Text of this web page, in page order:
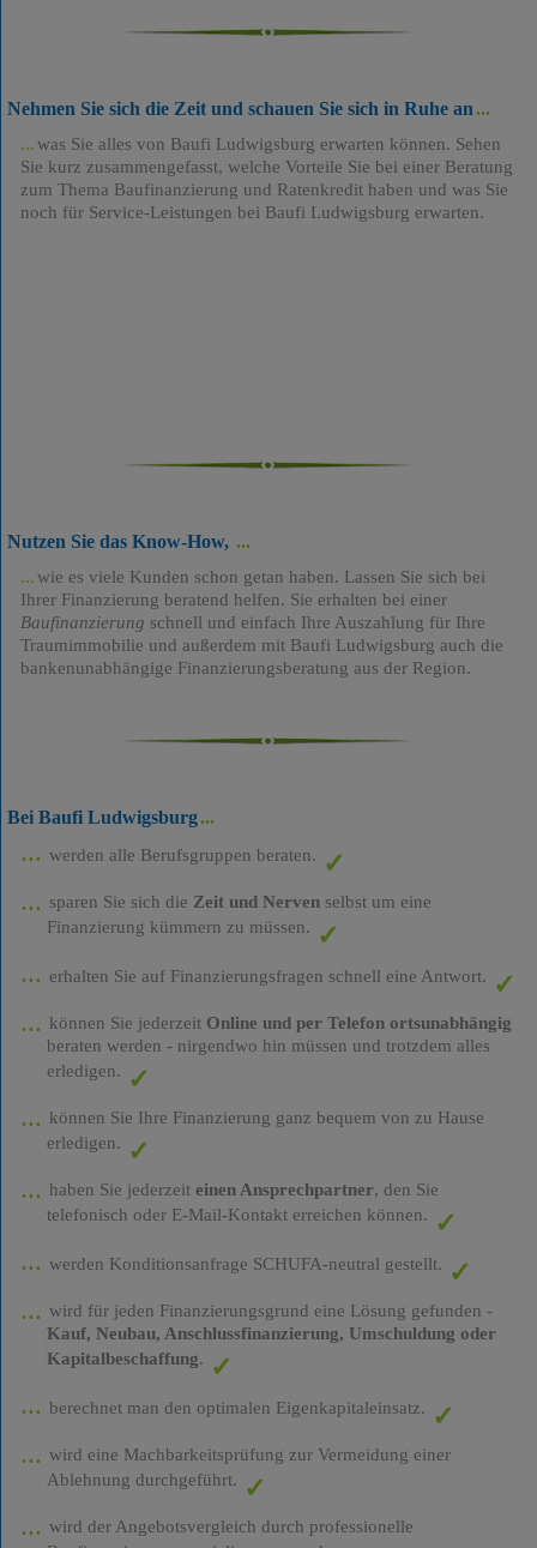
Nehmen Sie sich die Zeit und schauen Sie sich in Ruhe an
was Sie alles von Baufi Ludwigsburg erwarten können. Sehen
Sie kurz zusammengefasst, welche Vorteile Sie bei einer Beratung
zum Thema Baufinanzierung und Ratenkredit haben und was Sie
noch für Service-Leistungen bei Baufi Ludwigsburg erwarten.
Nutzen Sie das Know-How,
wie es viele Kunden schon getan haben. Lassen Sie sich bei
Ihrer Finanzierung beratend helfen. Sie erhalten bei einer
Baufinanzierung schnell und einfach Ihre Auszahlung für Ihre
Traumimmobilie und außerdem mit Baufi Ludwigsburg auch die
bankenunabhängige Finanzierungsberatung aus der Region.
Bei Baufi Ludwigsburg
werden alle Berufsgruppen beraten.
sparen Sie sich die Zeit und Nervenselbst um eine
Finanzierung kümmern zu müssen.
erhalten Sie auf Finanzierungsfragen schnell eine Antwort.
können Sie jederzeit Online und per Telefon ortsunabhängig
beraten werden - nirgendwo hin müssen und trotzdem alles
erledigen.
können Sie Ihre Finanzierung ganz bequem von zu Hause
erledigen.
haben Sie jederzeit einen Ansprechpartner, den Sie
telefonisch oder E-Mail-Kontakt erreichen können.
werden Konditionsanfrage SCHUFA-neutral gestellt.
wird für jeden Finanzierungsgrund eine Lösung gefunden -
Kauf, Neubau, Anschlussfinanzierung, Umschuldung oder
Kapitalbeschaffung.
berechnet man den optimalen Eigenkapitaleinsatz.
wird eine Machbarkeitsprüfung zur Vermeidung einer
Ablehnung durchgeführt.
wird der Angebotsvergleich durch professionelle